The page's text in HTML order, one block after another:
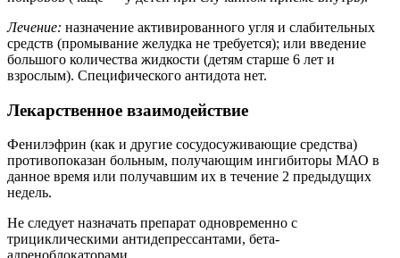
Лечение: назначение активированного угля и слабительных
средств (промывание желудка не требуется); или введение
большого количества жидкости (детям старше 6 лет и
взрослым). Специфического антидота нет.
Лекарственное взаимодействие
Фенилэфрин (как и другие сосудосуживающие средства)
противопоказан больным, получающим ингибиторы МАО в
данное время или получавшим их в течение 2 предыдущих
недель.
Не следует назначать препарат одновременно с
трициклическими антидепрессантами, бета-